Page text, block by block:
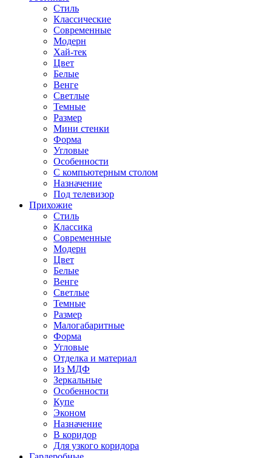
Стиль
Классические
Современные
Модерн
Хай-тек
Цвет
Белые
Венге
Светлые
Темные
Размер
Мини стенки
Форма
Угловые
Особенности
С компьютерным столом
Назначение
Под телевизор
Прихожие
Стиль
Классика
Современные
Модерн
Цвет
Белые
Венге
Светлые
Темные
Размер
Малогабаритные
Форма
Угловые
Отделка и материал
Из МДФ
Зеркальные
Особенности
Купе
Эконом
Назначение
В коридор
Для узкого коридора